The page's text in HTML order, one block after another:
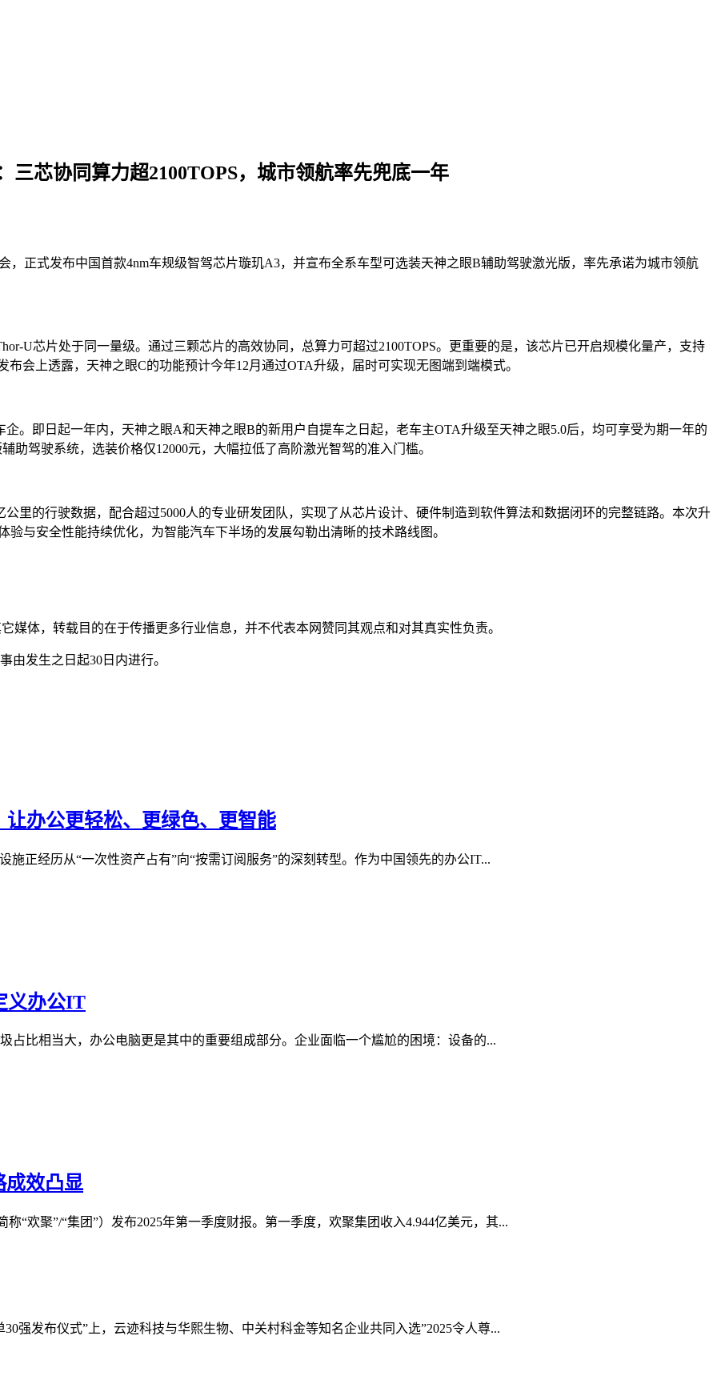
三芯协同算力超2100TOPS，城市领航率先兜底一年
，正式发布中国首款4nm车规级智驾芯片璇玑A3，并宣布全系车型可选装天神之眼B辅助驾驶激光版，率先承诺为城市领航
U芯片处于同一量级。通过三颗芯片的高效协同，总算力可超过2100TOPS。更重要的是，该芯片已开启规模化量产，支持
会上透露，天神之眼C的功能预计今年12月通过OTA升级，届时可实现无图端到端模式。
。即日起一年内，天神之眼A和天神之眼B的新用户自提车之日起，老车主OTA升级至天神之眼5.0后，均可享受为期一年的
驾驶系统，选装价格仅12000元，大幅拉低了高阶激光智驾的准入门槛。
里的行驶数据，配合超过5000人的专业研发团队，实现了从芯片设计、硬件制造到软件算法和数据闭环的完整链路。本次升
与安全性能持续优化，为智能汽车下半场的发展勾勒出清晰的技术路线图。
媒体，转载目的在于传播更多行业信息，并不代表本网赞同其观点和对其真实性负责。
由发生之日起30日内进行。
办公更轻松、更绿色、更智能
正经历从“一次性资产占有”向“按需订阅服务”的深刻转型。作为中国领先的办公IT...
义办公IT
占比相当大，办公电脑更是其中的重要组成部分。企业面临一个尴尬的困境：设备的...
成效凸显
“欢聚”/“集团”）发布2025年第一季度财报。第一季度，欢聚集团收入4.944亿美元，其...
强发布仪式”上，云迹科技与华熙生物、中关村科金等知名企业共同入选”2025令人尊...